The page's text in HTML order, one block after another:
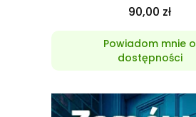
90,00 zł
Powiadom mnie o
dostępności